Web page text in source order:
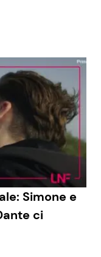
Simone e
ci